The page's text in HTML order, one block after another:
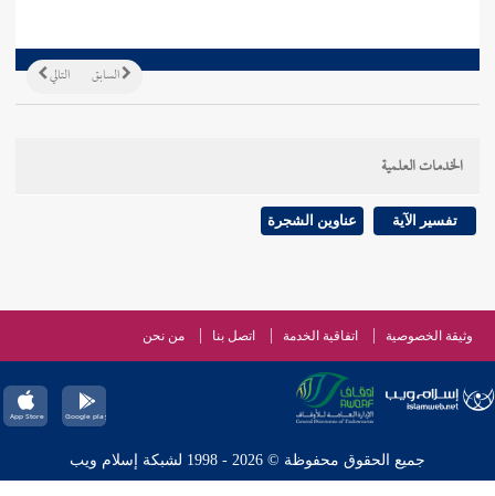
التالي السابق
الخدمات العلمية
تفسير الآية عناوين الشجرة
وثيقة الخصوصية اتفاقية الخدمة اتصل بنا من نحن
جميع الحقوق محفوظة © 2026 - 1998 لشبكة إسلام ويب